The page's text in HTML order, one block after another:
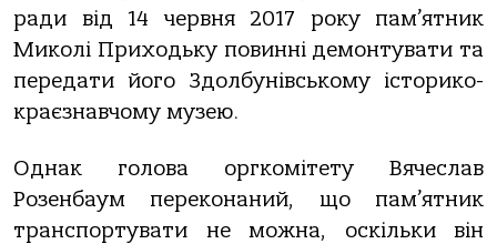
ради від 14 червня 2017 року пам’ятник
Миколі Приходьку повинні демонтувати та
передати його Здолбунівському історико-
краєзнавчому музею.
Однак голова оргкомітету Вячеслав
Розенбаум переконаний, що пам’ятник
транспортувати не можна, оскільки він